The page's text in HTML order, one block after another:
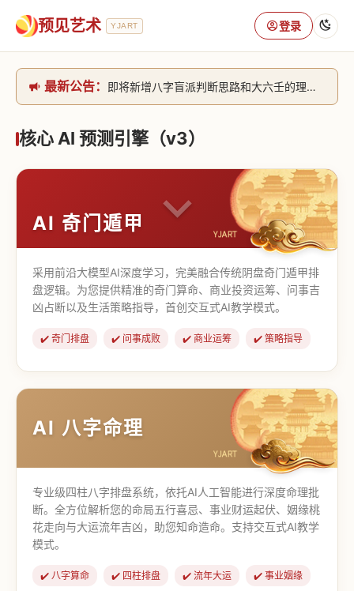
预见艺术 YJART 登录
最新公告：
即将新增八字盲派判断思路和大六壬的理气+取像判断思路。[内侧中，捐赠会员可用]2026/6/30
网站升级完成，升级全模块的算法，限时开放用户注册。2026/6/27
核心 AI 预测引擎（v3）
AI 奇门遁甲
采用前沿大模型AI深度学习，完美融合传统阴盘奇门遁甲排
盘逻辑。为您提供精准的奇门算命、商业投资运筹、问事吉
凶占断以及生活策略指导，首创交互式AI教学模式。
✔️ 奇门排盘 ✔️ 问事成败 ✔️ 商业运筹 ✔️ 策略指导
【道家奇门】 【传统奇门】
AI 八字命理
专业级四柱八字排盘系统，依托AI人工智能进行深度命理批
断。全方位解析您的命局五行喜忌、事业财运起伏、姻缘桃
花走向与大运流年吉凶，助您知命造命。支持交互式AI教学
模式。
✔️ 八字算命 ✔️ 四柱排盘 ✔️ 流年大运 ✔️ 事业姻缘